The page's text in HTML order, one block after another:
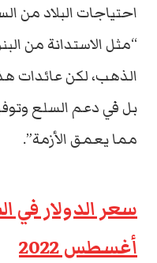
احتياجات البلاد من
“مثل الاستدانة من
الذهب، لكن عائدات
بل في دعم السلع
مما يعمق الأزمة”.
أغسطس 2022